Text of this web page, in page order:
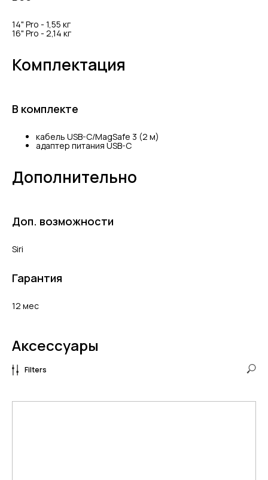
14" Pro - 1,55 кг
16" Pro - 2,14 кг
Комплектация
В комплекте
кабель USB-C/MagSafe 3 (2 м)
адаптер питания USB-C
Дополнительно
Доп. возможности
Siri
Гарантия
12 мес
Аксессуары
Filters